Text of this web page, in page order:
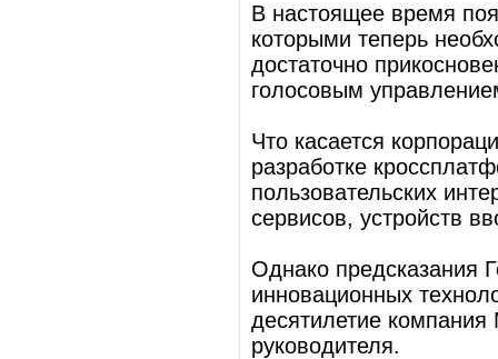
В настоящее время
которыми теперь
достаточно
голосовым
Что касается
разработке
пользовательских
сервисов, устройств
Однако предсказания
инновационных
десятилетие компания
руководителя.